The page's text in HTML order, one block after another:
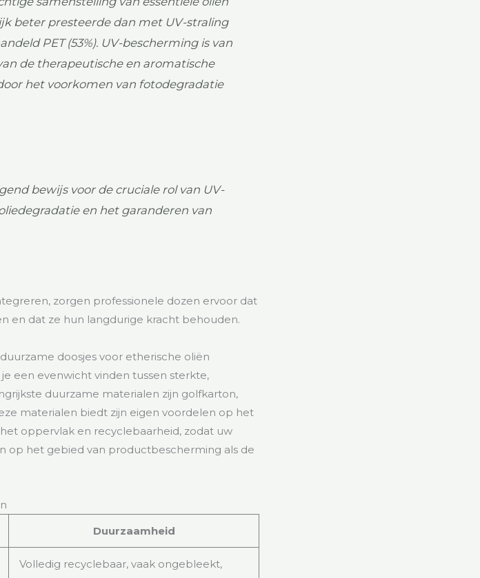
beter presteerde dan met UV-straling
PET (53%). UV-bescherming is van
de therapeutische en aromatische
het voorkomen van fotodegradatie
bewijs voor de cruciale rol van UV-
en het garanderen van
zorgen professionele dozen ervoor dat
en dat ze hun langdurige kracht behouden.
doosjes voor etherische oliën
een evenwicht vinden tussen sterkte,
duurzame materialen zijn golfkarton,
materialen biedt zijn eigen voordelen op het
oppervlak en recyclebaarheid, zodat uw
op het gebied van productbescherming als de
Duurzaamheid
Volledig recyclebaar, vaak ongebleekt,